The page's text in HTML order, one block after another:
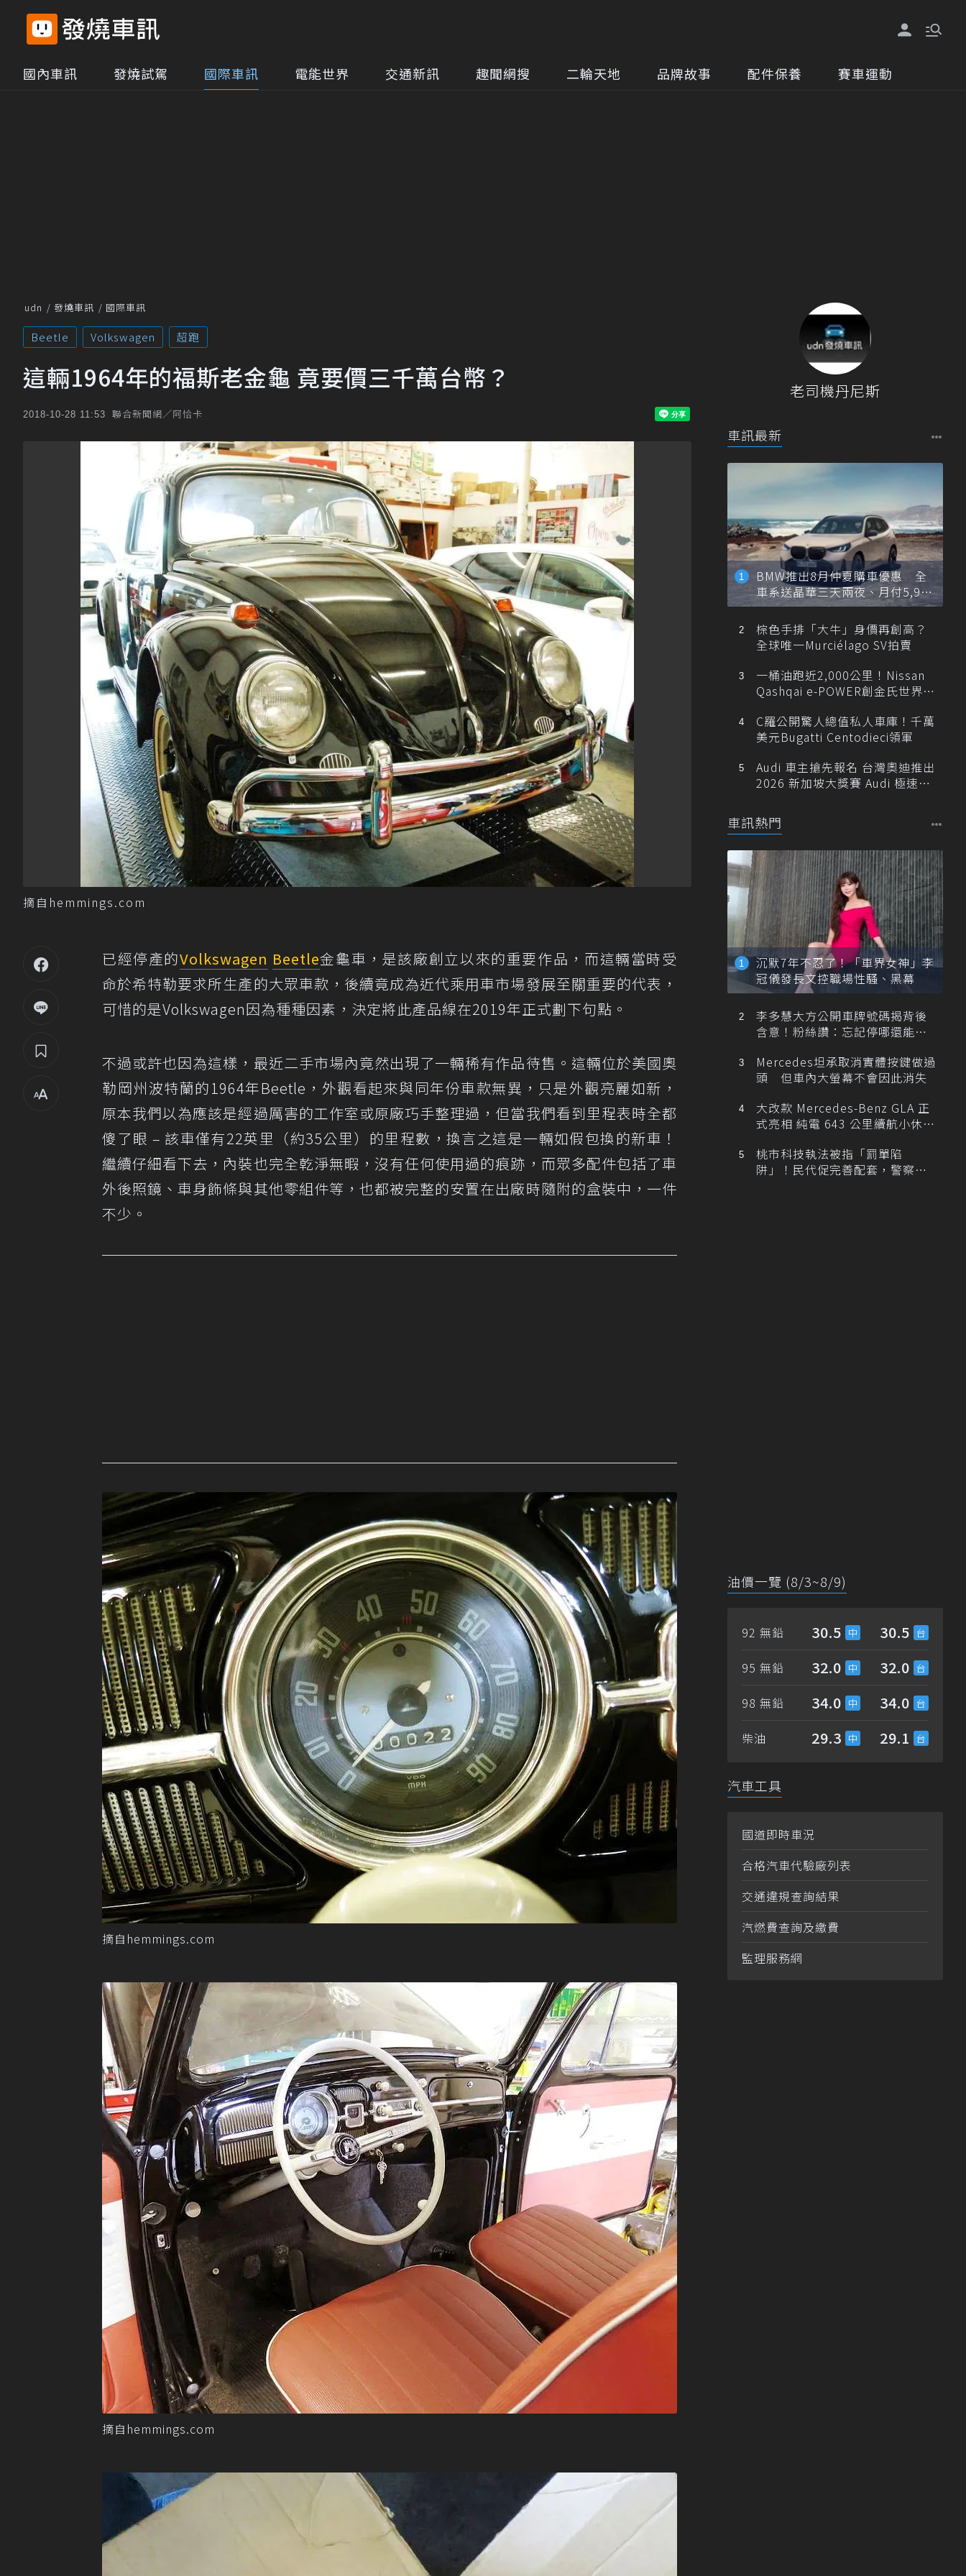
國內車訊 發燒試駕 國際車訊 電能世界 交通新訊 趣聞網搜 二輪天地 品牌故事 配件保養 賽車運動
udn 發燒車訊 國際車訊
Beetle Volkswagen 超跑
這輛1964年的福斯老金龜 竟要價三千萬台幣？
2018-10-28 11:53 聯合新聞網／阿恰卡
摘自hemmings.com
已經停產的Volkswagen Beetle金龜車，是該廠創立以來的重要作品，而這輛當時受
命於希特勒要求所生產的大眾車款，後續竟成為近代乘用車市場發展至關重要的代表，
可惜的是Volkswagen因為種種因素，決定將此產品線在2019年正式劃下句點。
不過或許也因為這樣，最近二手市場內竟然出現了一輛稀有作品待售。這輛位於美國奧
勒岡州波特蘭的1964年Beetle，外觀看起來與同年份車款無異，只是外觀亮麗如新，
原本我們以為應該是經過厲害的工作室或原廠巧手整理過，但當我們看到里程表時全都
傻了眼 – 該車僅有22英里（約35公里）的里程數，換言之這是一輛如假包換的新車！
繼續仔細看下去，內裝也完全乾淨無暇，沒有任何使用過的痕跡，而眾多配件包括了車
外後照鏡、車身飾條與其他零組件等，也都被完整的安置在出廠時隨附的盒裝中，一件
不少。
摘自hemmings.com
摘自hemmings.com
老司機丹尼斯
車訊最新
BMW推出8月仲夏購車優惠 全
車系送晶華三天兩夜、月付5,900
元起
棕色手排「大牛」身價再創高？
全球唯一Murciélago SV拍賣
一桶油跑近2,000公里！Nissan
Qashqai e-POWER創金氏世界紀
C羅公開驚人總值私人車庫！千萬
美元Bugatti Centodieci領軍
Audi 車主搶先報名 台灣奧迪推出
2026 新加坡大獎賽 Audi 極速之
車訊熱門
沉默7年不忍了！「車界女神」李
冠儀發長文控職場性騷、黑幕
李多慧大方公開車牌號碼揭背後
含意！粉絲讚：忘記停哪還能幫
Mercedes坦承取消實體按鍵做過
頭 但車內大螢幕不會因此消失
大改款 Mercedes-Benz GLA 正
式亮相 純電 643 公里續航小休
桃市科技執法被指「罰單陷
阱」！民代促完善配套，警察局
油價一覽 (8/3~8/9)
92 無鉛 30.5 30.5
95 無鉛 32.0 32.0
98 無鉛 34.0 34.0
柴油 29.3 29.1
汽車工具
國道即時車況
合格汽車代驗廠列表
交通違規查詢結果
汽燃費查詢及繳費
監理服務網